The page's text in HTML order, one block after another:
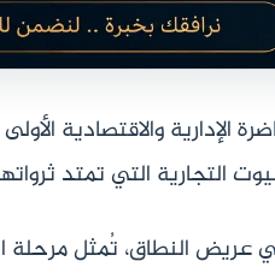
الإدارية والاقتصادية
التجارية التي تمتد
عريض النطاق، تُمثل مرحلة